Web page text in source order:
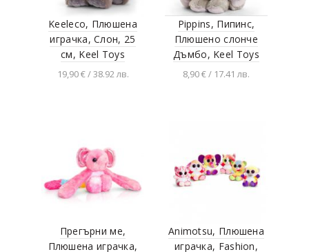
Keeleco, Плюшена
играчка, Слон, 25
см, Keel Toys
19,90 € / 38.92 лв.
Pippins, Пипинс,
Плюшено слонче
Дъмбо, Keel Toys
8,90 € / 17.41 лв.
Прегърни ме,
Плюшена играчка,
Animotsu, Плюшена
играчка, Fashion,